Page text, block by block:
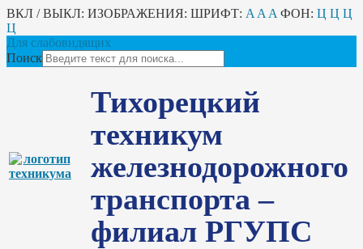
ВКЛ / ВЫКЛ: ИЗОБРАЖЕНИЯ: ШРИФТ: A A A ФОН: Ц Ц Ц
Ц
Для слабовидящих
Поиск
Тихорецкий
техникум
железнодорожного
транспорта –
филиал РГУПС